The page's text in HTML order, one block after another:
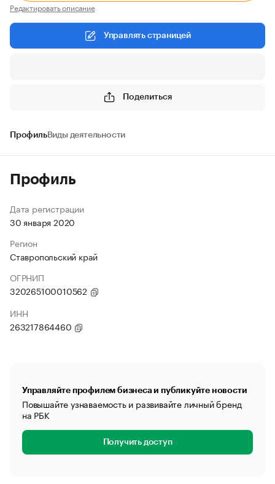
Редактировать описание
Управлять страницей
Поделиться
ПрофильВиды деятельности
Профиль
Дата регистрации
30 января 2020
Регион
Ставропольский край
ОГРНИП
320265100010562
ИНН
263217864460
Управляйте профилем бизнеса и публикуйте новости
Повышайте узнаваемость и развивайте личный бренд
на РБК
Получить доступ